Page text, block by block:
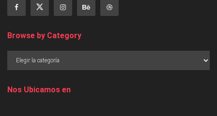
Browse by Category
Nos Ubicamos en